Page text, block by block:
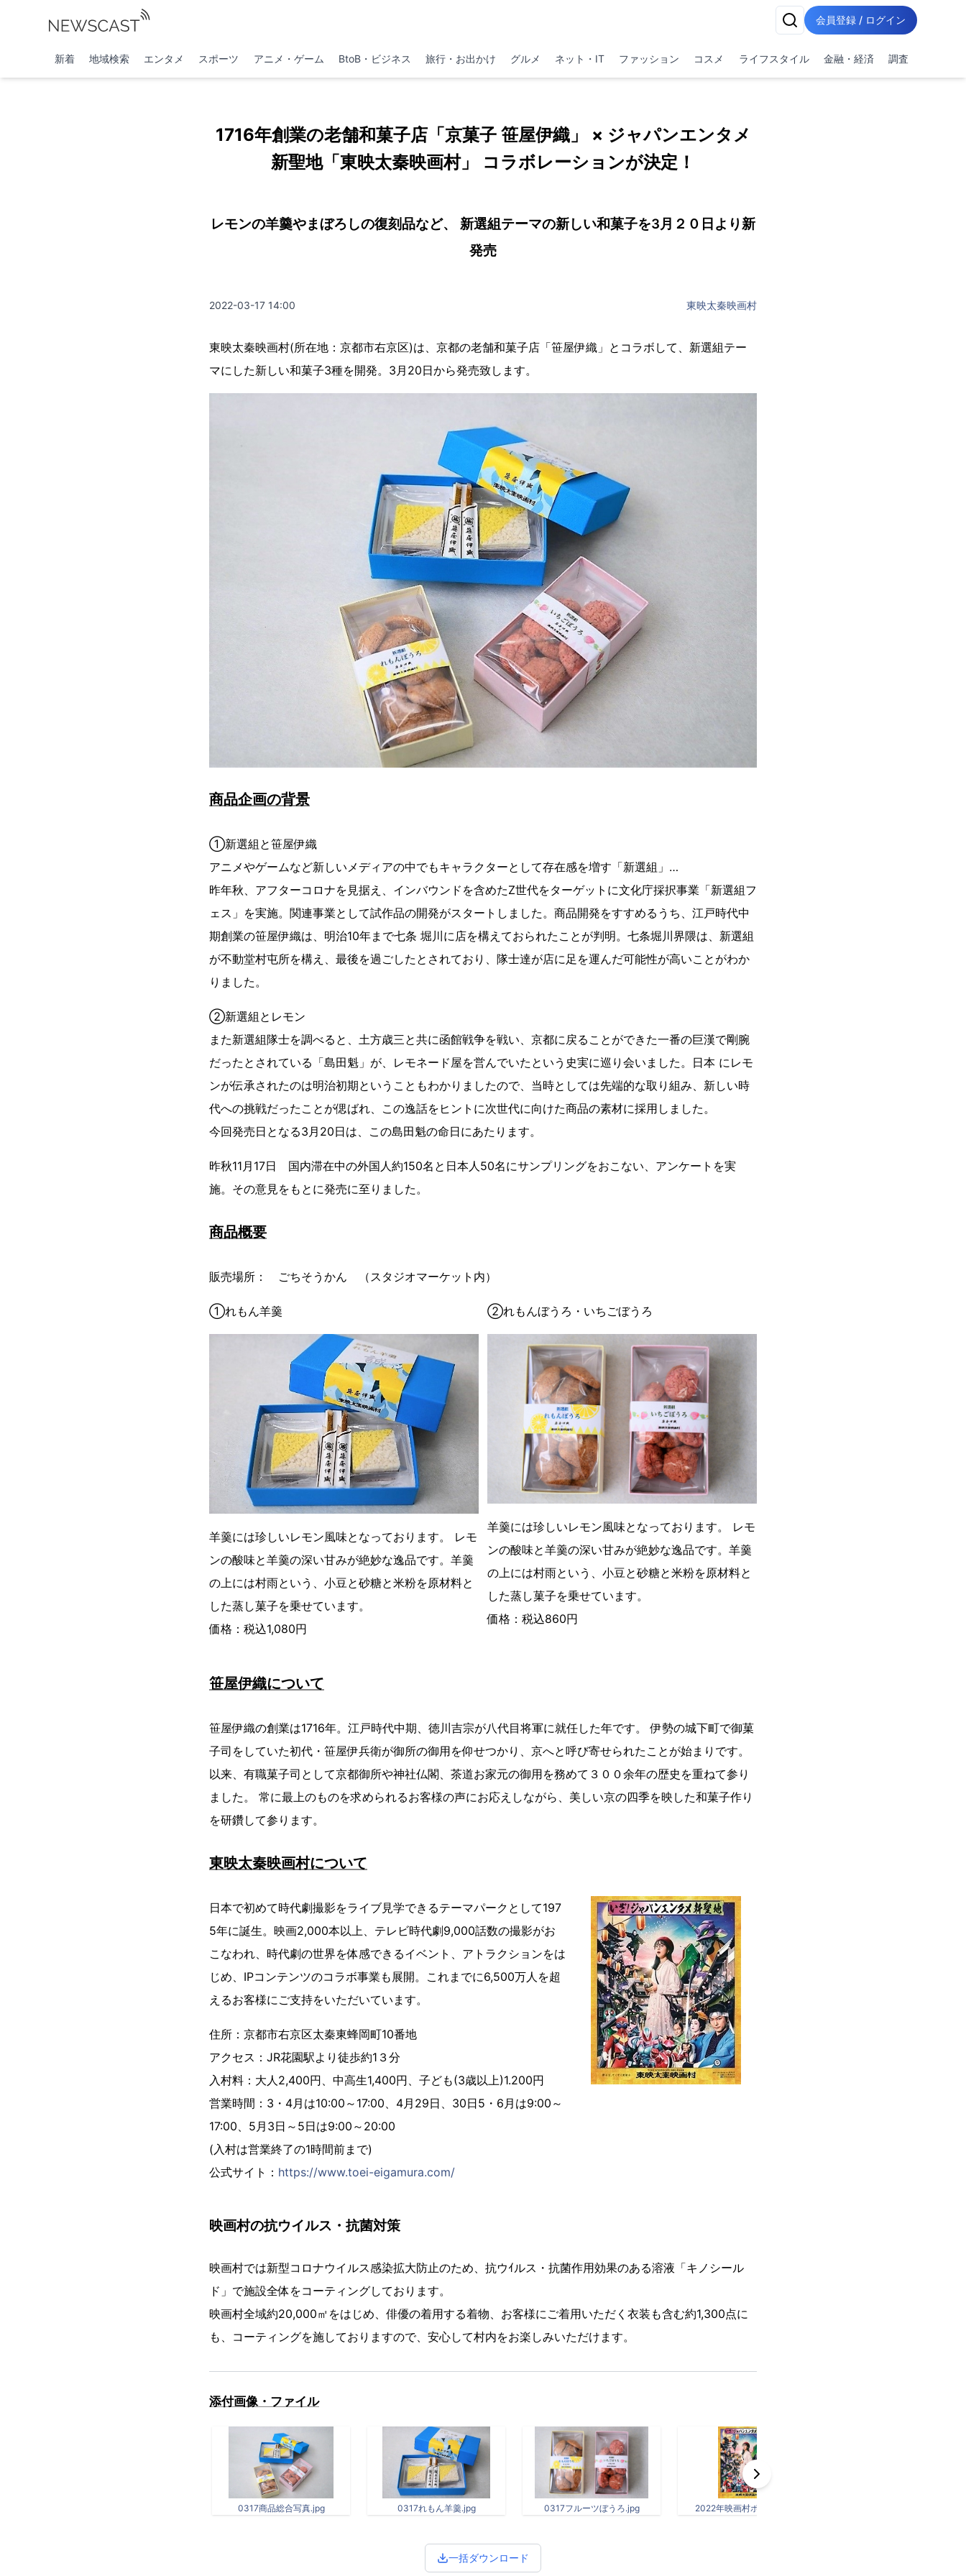
会員登録 / ログイン
新着 地域検索 エンタメ スポーツ アニメ・ゲーム BtoB・ビジネス 旅行・お出かけ グルメ ネット・IT ファッション コスメ ライフスタイル 金融・経済 調査
1716年創業の老舗和菓子店「京菓子 笹屋伊織」 × ジャパンエンタメ
新聖地「東映太秦映画村」 コラボレーションが決定！
レモンの羊羹やまぼろしの復刻品など、 新選組テーマの新しい和菓子を3月２０日より新
発売
2022-03-17 14:00 東映太秦映画村
東映太秦映画村(所在地：京都市右京区)は、京都の老舗和菓子店「笹屋伊織」とコラボして、新選組テー
マにした新しい和菓子3種を開発。3月20日から発売致します。
商品企画の背景
①新選組と笹屋伊織
アニメやゲームなど新しいメディアの中でもキャラクターとして存在感を増す「新選組」…
昨年秋、アフターコロナを見据え、インバウンドを含めたZ世代をターゲットに文化庁採択事業「新選組フ
ェス」を実施。関連事業として試作品の開発がスタートしました。商品開発をすすめるうち、江戸時代中
期創業の笹屋伊織は、明治10年まで七条 堀川に店を構えておられたことが判明。七条堀川界隈は、新選組
が不動堂村屯所を構え、最後を過ごしたとされており、隊士達が店に足を運んだ可能性が高いことがわか
りました。
②新選組とレモン
また新選組隊士を調べると、土方歳三と共に函館戦争を戦い、京都に戻ることができた一番の巨漢で剛腕
だったとされている「島田魁」が、レモネード屋を営んでいたという史実に巡り会いました。日本 にレモ
ンが伝承されたのは明治初期ということもわかりましたので、当時としては先端的な取り組み、新しい時
代への挑戦だったことが偲ばれ、この逸話をヒントに次世代に向けた商品の素材に採用しました。
今回発売日となる3月20日は、この島田魁の命日にあたります。
昨秋11月17日 国内滞在中の外国人約150名と日本人50名にサンプリングをおこない、アンケートを実
施。その意見をもとに発売に至りました。
商品概要
販売場所： ごちそうかん （スタジオマーケット内）
①れもん羊羹
羊羹には珍しいレモン風味となっております。 レモ
ンの酸味と羊羹の深い甘みが絶妙な逸品です。羊羹
の上には村雨という、小豆と砂糖と米粉を原材料と
した蒸し菓子を乗せています。
価格：税込1,080円
②れもんぼうろ・いちごぼうろ
羊羹には珍しいレモン風味となっております。 レモ
ンの酸味と羊羹の深い甘みが絶妙な逸品です。羊羹
の上には村雨という、小豆と砂糖と米粉を原材料と
した蒸し菓子を乗せています。
価格：税込860円
笹屋伊織について
笹屋伊織の創業は1716年。江戸時代中期、徳川吉宗が八代目将軍に就任した年です。 伊勢の城下町で御菓
子司をしていた初代・笹屋伊兵衛が御所の御用を仰せつかり、京へと呼び寄せられたことが始まりです。
以来、有職菓子司として京都御所や神社仏閣、茶道お家元の御用を務めて３００余年の歴史を重ねて参り
ました。 常に最上のものを求められるお客様の声にお応えしながら、美しい京の四季を映した和菓子作り
を研鑽して参ります。
東映太秦映画村について
日本で初めて時代劇撮影をライブ見学できるテーマパークとして197
5年に誕生。映画2,000本以上、テレビ時代劇9,000話数の撮影がお
こなわれ、時代劇の世界を体感できるイベント、アトラクションをは
じめ、IPコンテンツのコラボ事業も展開。これまでに6,500万人を超
えるお客様にご支持をいただいています。
住所：京都市右京区太秦東蜂岡町10番地
アクセス：JR花園駅より徒歩約1３分
入村料：大人2,400円、中高生1,400円、子ども(3歳以上)1.200円
営業時間：3・4月は10:00～17:00、4月29日、30日5・6月は9:00～
17:00、5月3日～5日は9:00～20:00
(入村は営業終了の1時間前まで)
公式サイト： https://www.toei-eigamura.com/
映画村の抗ウイルス・抗菌対策
映画村では新型コロナウイルス感染拡大防止のため、抗ウｲルス・抗菌作用効果のある溶液「キノシール
ド」で施設全体をコーティングしております。
映画村全域約20,000㎡をはじめ、俳優の着用する着物、お客様にご着用いただく衣装も含む約1,300点に
も、コーティングを施しておりますので、安心して村内をお楽しみいただけます。
添付画像・ファイル
0317商品総合写真.jpg 0317れもん羊羹.jpg 0317フルーツぼうろ.jpg 2022年映画村ポスター.jpg
一括ダウンロード